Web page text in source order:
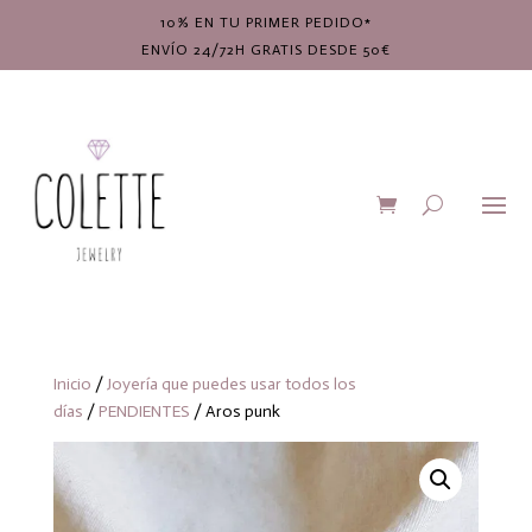
10% EN TU PRIMER PEDIDO*
ENVÍO 24/72H GRATIS DESDE 50€
Inicio /Joyería que puedes usar todos los
días / PENDIENTES / Aros punk